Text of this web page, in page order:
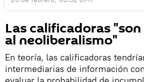
Las calificadoras
al neoliberalismo"
En teoría, las calificadoras
intermediarias de información